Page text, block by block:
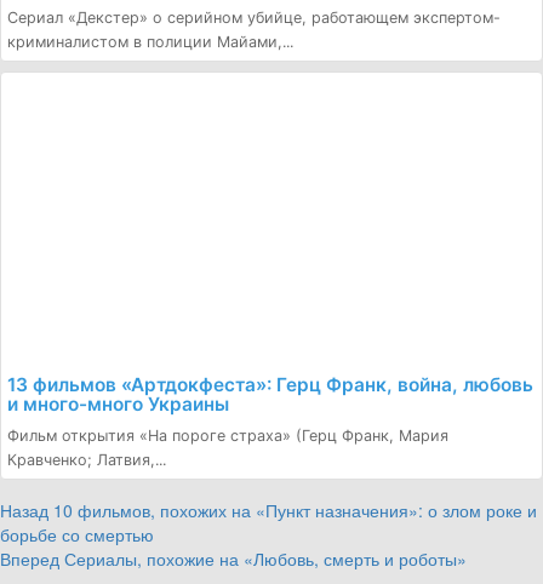
Сериал «Декстер» о серийном убийце, работающем экспертом-
криминалистом в полиции Майами,...
13 фильмов «Артдокфеста»: Герц Франк, война, любовь
и много-много Украины
Фильм открытия «На пороге страха» (Герц Франк, Мария
Кравченко; Латвия,...
Continue
Reading
Назад 10 фильмов, похожих на «Пункт назначения»: о злом роке и
борьбе со смертью
Вперед Сериалы, похожие на «Любовь, смерть и роботы»